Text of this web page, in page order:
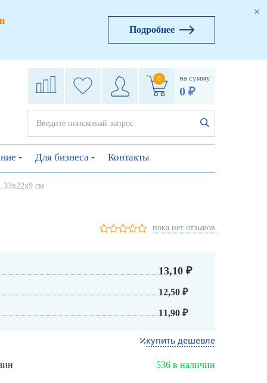
Подробнее
0 на сумму
0 ₽
Для бизнеса Контакты
33х22х9 см
пока нет отзывов
13,10 ₽
12,50 ₽
11,90 ₽
купить дешевле
536 в наличии